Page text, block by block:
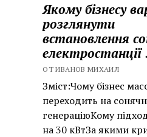
Якому бізнесу
розглянути
встановлення
ОТ ИВАНОВ МИХАИЛ
Зміст:Чому бізнес
переходить на
генераціюКому
на 30 кВтЗа якими